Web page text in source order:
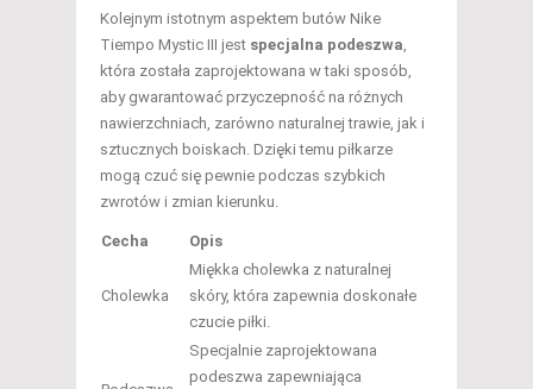
Kolejnym istotnym aspektem butów Nike
Tiempo Mystic III jest specjalna podeszwa
która została zaprojektowana w taki sposób,
aby gwarantować przyczepność na różnych
nawierzchniach, zarówno naturalnej trawie, jak i
sztucznych boiskach. Dzięki temu piłkarze
mogą czuć się pewnie podczas szybkich
zwrotów i zmian kierunku.
Cecha Opis
Cholewka
Miękka cholewka z naturalnej
skóry, która zapewnia doskonałe
czucie piłki.
Specjalnie zaprojektowana
podeszwa zapewniająca